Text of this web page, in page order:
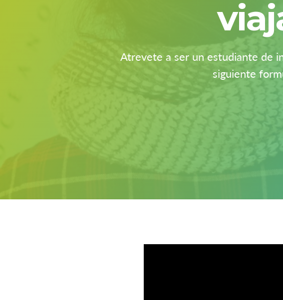
Atrevete a ser un estudiante de
siguiente